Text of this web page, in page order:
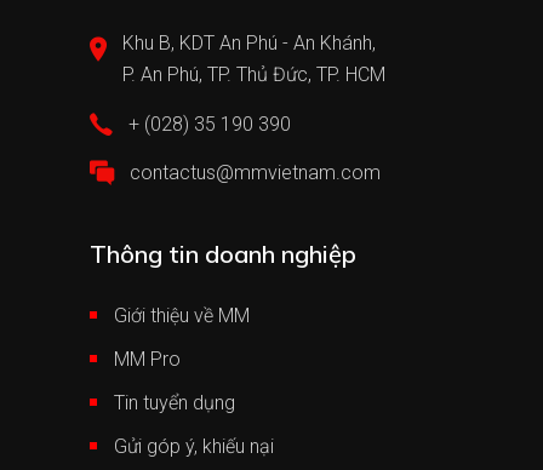
Khu B, KDT An Phú - An Khánh,
P. An Phú, TP. Thủ Đức, TP. HCM
+ (028) 35 190 390
contactus@mmvietnam.com
Thông tin doanh nghiệp
Giới thiệu về MM
MM Pro
Tin tuyển dụng
Gửi góp ý, khiếu nại